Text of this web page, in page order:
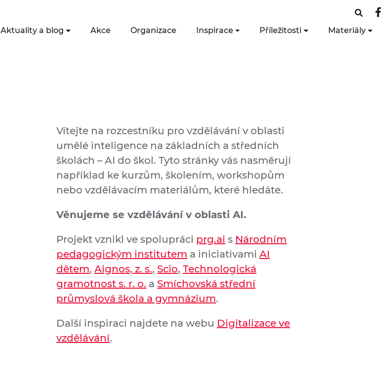
Aktuality a blog Akce Organizace Inspirace Příležitosti Materiály
Vítejte na rozcestníku pro vzdělávání v oblasti
umělé inteligence na základních a středních
školách – AI do škol. Tyto stránky vás nasměrují
například ke kurzům, školením, workshopům
nebo vzdělávacím materiálům, které hledáte.
Věnujeme se vzdělávání v oblasti AI.
Projekt vznikl ve spolupráci prg.ai s Národním
pedagogickým institutem a iniciativami AI
dětem, Aignos, z. s., Scio, Technologická
gramotnost s. r. o. a Smíchovská střední
průmyslová škola a gymnázium.
Další inspiraci najdete na webu Digitalizace ve
vzdělávání.